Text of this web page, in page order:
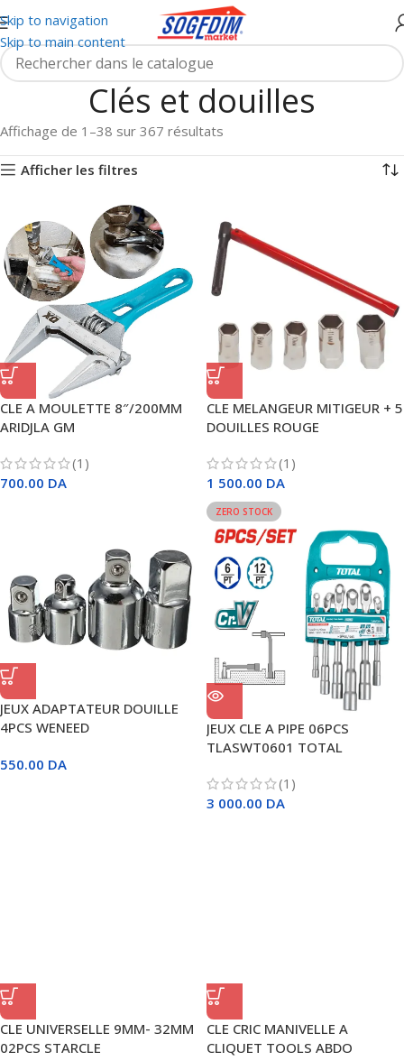
Skip to navigation
Skip to main content
Clés et douilles
Affichage de 1–38 sur 367 résultats
Afficher les filtres
CLE A MOULETTE 8″/200MM
ARIDJLA GM
(1)
700.00 DA
CLE MELANGEUR MITIGEUR + 5
DOUILLES ROUGE
(1)
1 500.00 DA
JEUX ADAPTATEUR DOUILLE
4PCS WENEED
550.00 DA
ZERO STOCK
JEUX CLE A PIPE 06PCS
TLASWT0601 TOTAL
(1)
3 000.00 DA
CLE UNIVERSELLE 9MM- 32MM
02PCS STARCLE
CLE CRIC MANIVELLE A
CLIQUET TOOLS ABDO